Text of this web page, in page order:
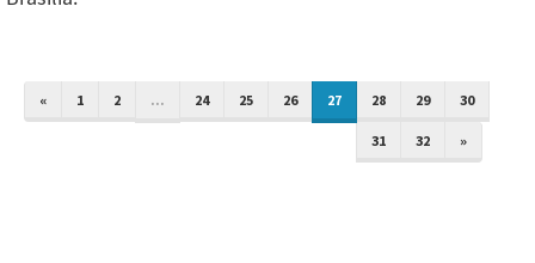
« 1 2 ... 24 25 26 27 28 29 30
31 32 »